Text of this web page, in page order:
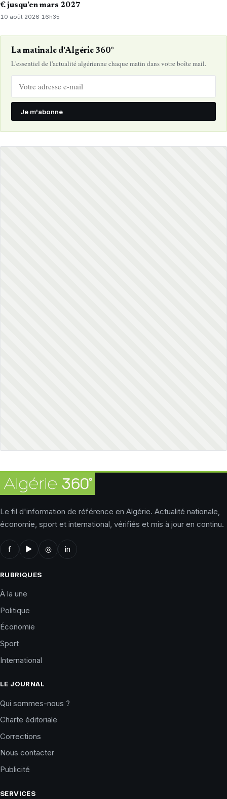
€ jusqu’en mars 2027
10 août 2026· 16h35
La matinale d'Algérie 360°
L'essentiel de l'actualité algérienne chaque matin dans votre boîte mail.
Je m'abonne
Le fil d'information de référence en Algérie. Actualité nationale,
économie, sport et international, vérifiés et mis à jour en continu.
f ▶ ◎ in
RUBRIQUES
À la une
Politique
Économie
Sport
International
LE JOURNAL
Qui sommes-nous ?
Charte éditoriale
Corrections
Nous contacter
Publicité
SERVICES